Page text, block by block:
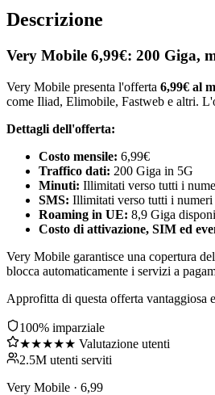
Descrizione
Very Mobile 6,99€: 200 Giga,
Very Mobile presenta l'offerta 6,99€ al
come Iliad, Elimobile, Fastweb e altri.
Dettagli dell'offerta:
Costo mensile: 6,99€
Traffico dati: 200 Giga in 5G
Minuti: Illimitati verso tutti i
SMS: Illimitati verso tutti i numeri
Roaming in UE: 8,9 Giga
Costo di attivazione, SIM ed
Very Mobile garantisce una copertura
blocca automaticamente i servizi a
Approfitta di questa offerta
100% imparziale
★★★★★ Valutazione utenti
2.5M utenti serviti
Very Mobile · 6,99